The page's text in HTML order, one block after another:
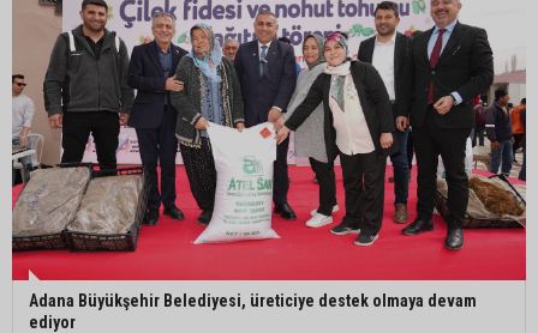
Adanalı NASA astronotu Deniz Burnham uzaya
gidiyor
Adana Büyükşehir Belediyesi, üreticiye destek olmaya devam
ediyor